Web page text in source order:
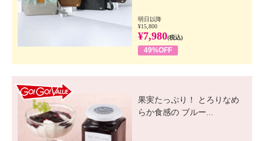
明日以降
¥15,800
¥7,980(税込)
49%OFF
果実たっぷり！ とろりなめ
らか食感の ブルー...